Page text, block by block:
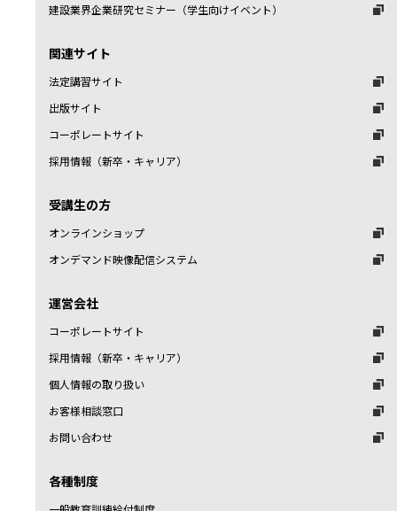
建設業界企業研究セミナー（学生向けイベント）
関連サイト
法定講習サイト
出版サイト
コーポレートサイト
採用情報（新卒・キャリア）
受講生の方
オンラインショップ
オンデマンド映像配信システム
運営会社
コーポレートサイト
採用情報（新卒・キャリア）
個人情報の取り扱い
お客様相談窓口
お問い合わせ
各種制度